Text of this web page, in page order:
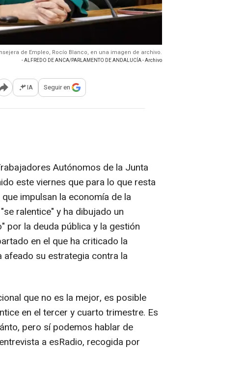
de Empleo, Rocío Blanco, en una imagen de archivo.
- ALFREDO DE ANCA/PARLAMENTO DE ANDALUCÍA - Archivo
Abrir opciones para compartir
IA Seguir en
Autónomos de la Junta
este viernes que para lo que resta
impulsan la economía de la
ralentice" y ha dibujado un
por la deuda pública y la gestión
en el que ha criticado la
afeado su estrategia contra la
que no es la mejor, es posible
en el tercer y cuarto trimestre. Es
pero sí podemos hablar de
a esRadio, recogida por